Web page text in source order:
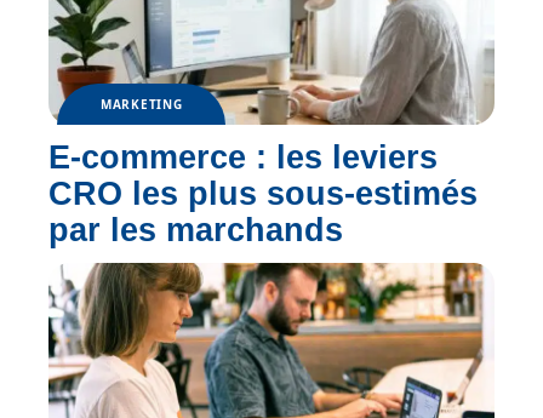
MARKETING
E-commerce : les leviers
CRO les plus sous-estimés
par les marchands